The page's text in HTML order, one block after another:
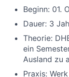
Beginn: 01.
Dauer: 3
Theorie:
ein
Ausland zu
Praxis: